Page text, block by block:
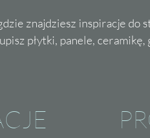
znajdziesz inspiracje do
płytki, panele,